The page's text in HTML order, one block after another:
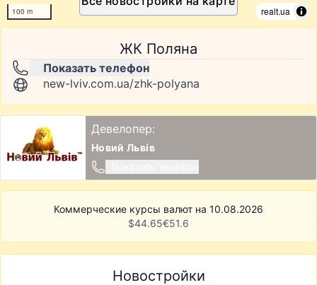
100 m realt.ua
ЖК Поляна
Показать телефон
new-lviv.com.ua/zhk-polyana
Девелопер:
Новий Львів
Коммерческие курсы валют на 10.08.2026
$44.65€51.6
Новостройки